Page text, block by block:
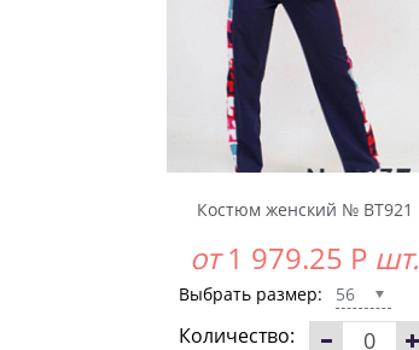
Костюм женский № BT921
от 1 979.25 Р шт.
Выбрать размер: 56
Количество: